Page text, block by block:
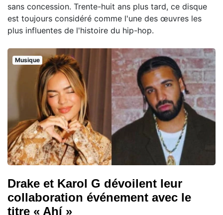
sans concession. Trente-huit ans plus tard, ce disque
est toujours considéré comme l'une des œuvres les
plus influentes de l'histoire du hip-hop.
Musique
Drake et Karol G dévoilent leur
collaboration événement avec le
titre « Ahí »